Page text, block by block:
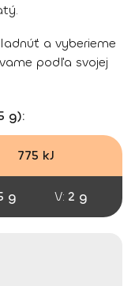
a vyberieme
podľa svojej
g):
775 kJ
g V: 2 g